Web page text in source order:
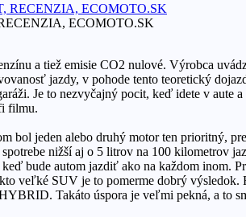
RECENZIA, ECOMOTO.SK
a tiež emisie CO2 nulové. Výrobca
jazdy, v pohode tento teoretický
Je to nezvyčajný pocit, keď idete v aute
filmu.
jeden alebo druhý motor ten prioritný,
nižší aj o 5 litrov na 100 kilometrov
bude autom jazdiť ako na každom inom.
veľké SUV je to pomerme dobrý výsledok.
Takáto úspora je veľmi pekná, a to